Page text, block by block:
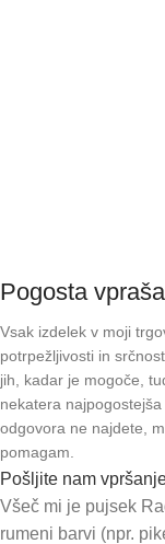
Pogosta
Vsak izdelek v moji
potrpežljivosti in
jih, kadar je mogoče,
nekatera
odgovora ne najdete,
pomagam.
Pošljite nam
Všeč mi je pujsek
rumeni barvi (npr.